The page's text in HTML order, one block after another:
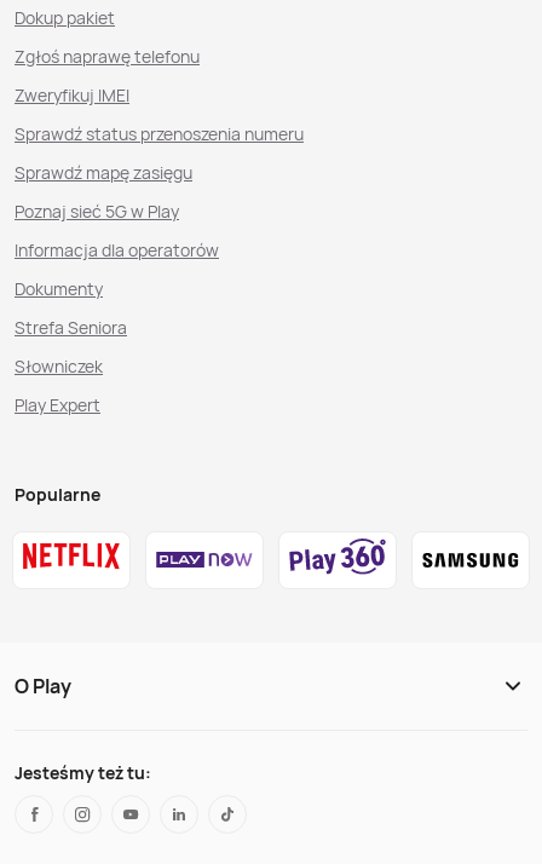
Dokup pakiet
Zgłoś naprawę telefonu
Zweryfikuj IMEI
Sprawdź status przenoszenia numeru
Sprawdź mapę zasięgu
Poznaj sieć 5G w Play
Informacja dla operatorów
Dokumenty
Strefa Seniora
Słowniczek
Play Expert
Popularne
O Play
Jesteśmy też tu: